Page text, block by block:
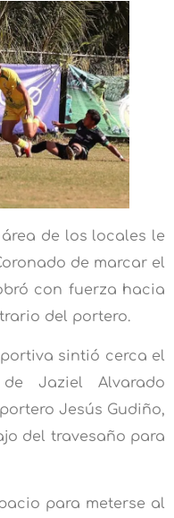
de los locales le
de marcar el
con fuerza hacia
del portero.
sintió cerca el
Jaziel Alvarado
Jesús Gudiño,
del travesaño para
para meterse al